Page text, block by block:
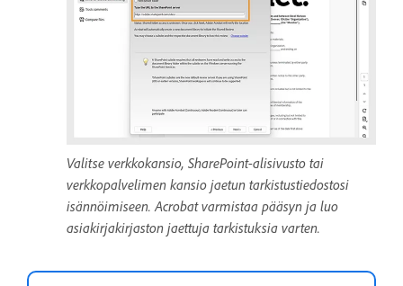
Valitse verkkokansio, SharePoint-alisivusto tai
verkkopalvelimen kansio jaetun tarkistustiedostosi
isännöimiseen. Acrobat varmistaa pääsyn ja luo
asiakirjakirjaston jaettuja tarkistuksia varten.